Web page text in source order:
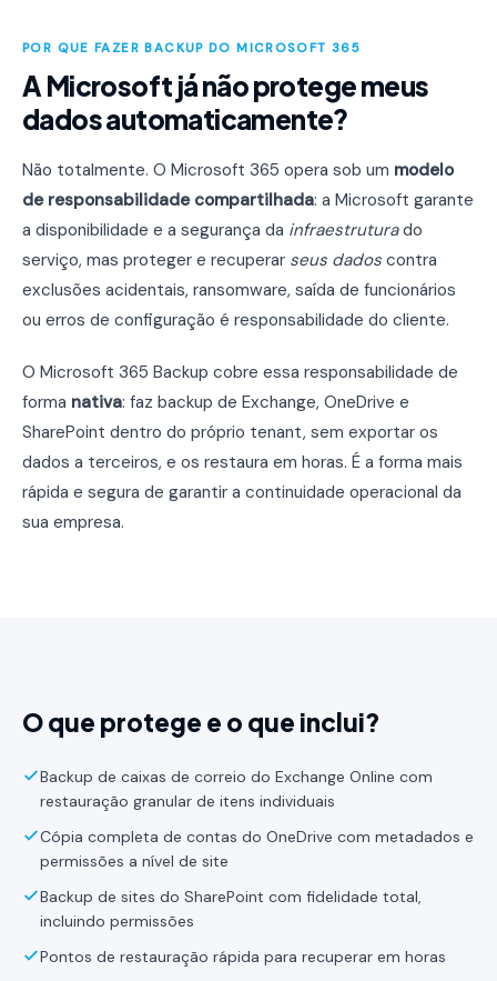
POR QUE FAZER BACKUP DO MICROSOFT 365
A Microsoft já não protege meus
dados automaticamente?
Não totalmente. O Microsoft 365 opera sob um modelo
de responsabilidade compartilhada: a Microsoft garante
a disponibilidade e a segurança da infraestruturado
serviço, mas proteger e recuperar seus dados contra
exclusões acidentais, ransomware, saída de funcionários
ou erros de configuração é responsabilidade do cliente.
O Microsoft 365 Backup cobre essa responsabilidade de
forma nativa: faz backup de Exchange, OneDrive e
SharePoint dentro do próprio tenant, sem exportar os
dados a terceiros, e os restaura em horas. É a forma mais
rápida e segura de garantir a continuidade operacional da
sua empresa.
O que protege e o que inclui?
Backup de caixas de correio do Exchange Online com
restauração granular de itens individuais
Cópia completa de contas do OneDrive com metadados e
permissões a nível de site
Backup de sites do SharePoint com fidelidade total,
incluindo permissões
Pontos de restauração rápida para recuperar em horas